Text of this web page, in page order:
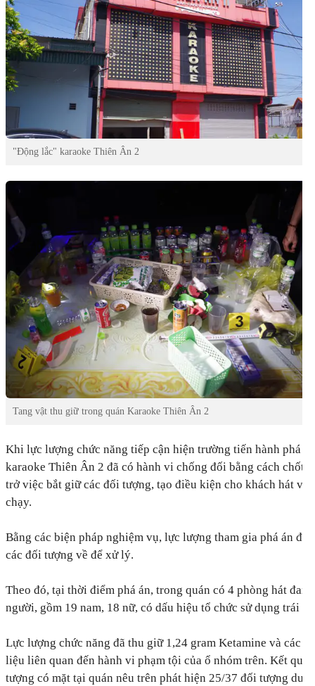
"Động lắc" karaoke Thiên Ân 2
Tang vật thu giữ trong quán Karaoke Thiên Ân 2
Khi lực lượng chức năng tiếp cận hiện trường tiến hành phá
karaoke Thiên Ân 2 đã có hành vi chống đối bằng cách chốt
trở việc bắt giữ các đối tượng, tạo điều kiện cho khách hát và
chạy.
Bằng các biện pháp nghiệm vụ, lực lượng tham gia phá án đã
các đối tượng về để xử lý.
Theo đó, tại thời điểm phá án, trong quán có 4 phòng hát
người, gồm 19 nam, 18 nữ, có dấu hiệu tổ chức sử dụng trái
Lực lượng chức năng đã thu giữ 1,24 gram Ketamine và các
liệu liên quan đến hành vi phạm tội của ổ nhóm trên. Kết quả
tượng có mặt tại quán nêu trên phát hiện 25/37 đối tượng